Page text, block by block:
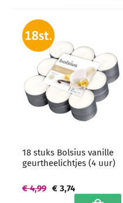
18 stuks Bolsius vanille
geurtheelichtjes (4 uur)
€ 3,74
€ 4,99